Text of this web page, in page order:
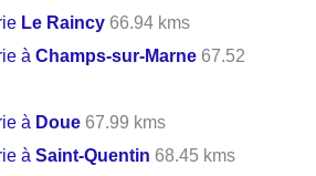
Le Raincy 66.94 kms
àChamps-sur-Marne 67.52
à Doue 67.99 kms
àSaint-Quentin 68.45 kms